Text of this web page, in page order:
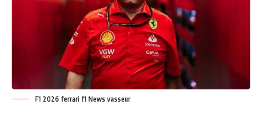
F1 2026 ferrari f1 News vasseur